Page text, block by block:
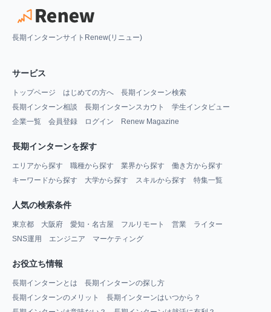
長期インターンサイトRenew(リニュー)
サービス
トップページ はじめての方へ
長期インターン検索
長期インターン相談
長期インターンスカウト
学生インタビュー
企業一覧
会員登録 ログイン Renew Magazine
長期インターンを探す
エリアから探す 職種から探す 業界から探す
働き方から探す
キーワードから探す
大学から探す スキルから探す 特集一覧
人気の検索条件
東京都 大阪府 愛知・名古屋 フルリモート 営業
ライター
SNS運用
エンジニア マーケティング
お役立ち情報
長期インターンとは
長期インターンの探し方
長期インターンのメリット
長期インターンはいつから？